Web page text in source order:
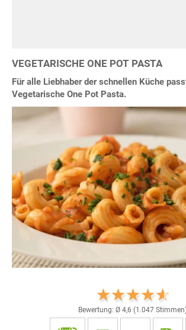
VEGETARISCHE ONE POT PASTA
Für alle Liebhaber der schnellen Küche
Vegetarische One Pot Pasta.
Bewertung: Ø 4,6 (1.047